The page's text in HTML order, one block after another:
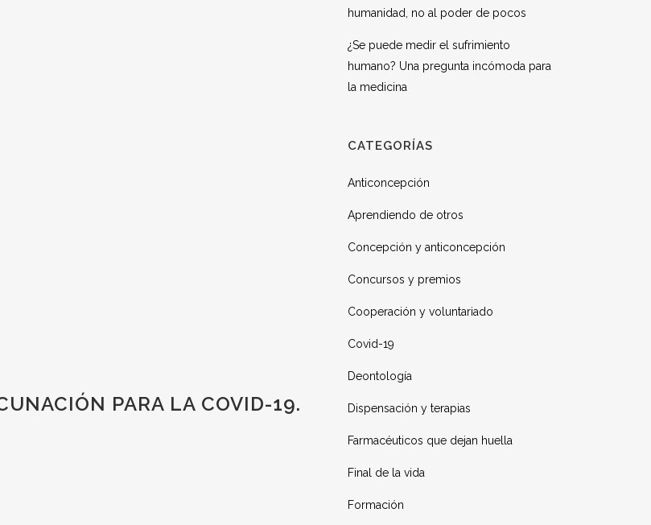
PARA LA COVID-19.
humanidad, no al poder de pocos
¿Se puede medir el sufrimiento
humano? Una pregunta incómoda para
la medicina
CATEGORÍAS
Anticoncepción
Aprendiendo de otros
Concepción y anticoncepción
Concursos y premios
Cooperación y voluntariado
Covid-19
Deontología
Dispensación y terapias
Farmacéuticos que dejan huella
Final de la vida
Formación